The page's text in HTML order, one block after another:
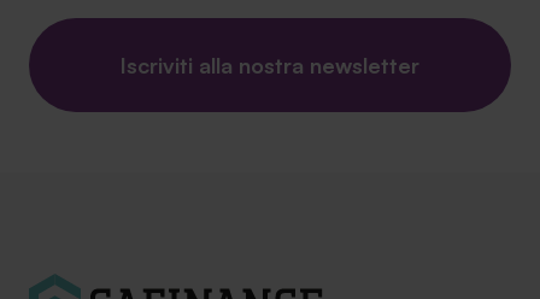
Iscriviti alla nostra newsletter